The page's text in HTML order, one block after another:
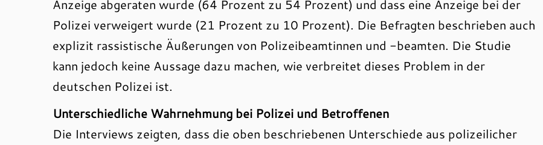
Anzeige abgeraten wurde (64 Prozent zu 54 Prozent) und dass eine Anzeige bei der
Polizei verweigert wurde (21 Prozent zu 10 Prozent). Die Befragten beschrieben auch
explizit rassistische Äußerungen von Polizeibeamtinnen und -beamten. Die Studie
kann jedoch keine Aussage dazu machen, wie verbreitet dieses Problem in der
deutschen Polizei ist.
Unterschiedliche Wahrnehmung bei Polizei und Betroffenen
Die Interviews zeigten, dass die oben beschriebenen Unterschiede aus polizeilicher